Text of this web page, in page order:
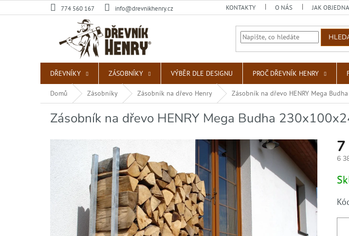
na
774 560 167 info@drevnikhenry.cz KONTAKTY O NÁS JAK
DŘEVNÍKY ZÁSOBNÍKY VÝBĚR DLE DESIGNU PROČ DŘEVNÍK HENRY
Domů Zásobníky Zásobník na dřevo Henry Zásobník na dřevo HENRY Mega
Zásobník na dřevo HENRY Mega Budha
6